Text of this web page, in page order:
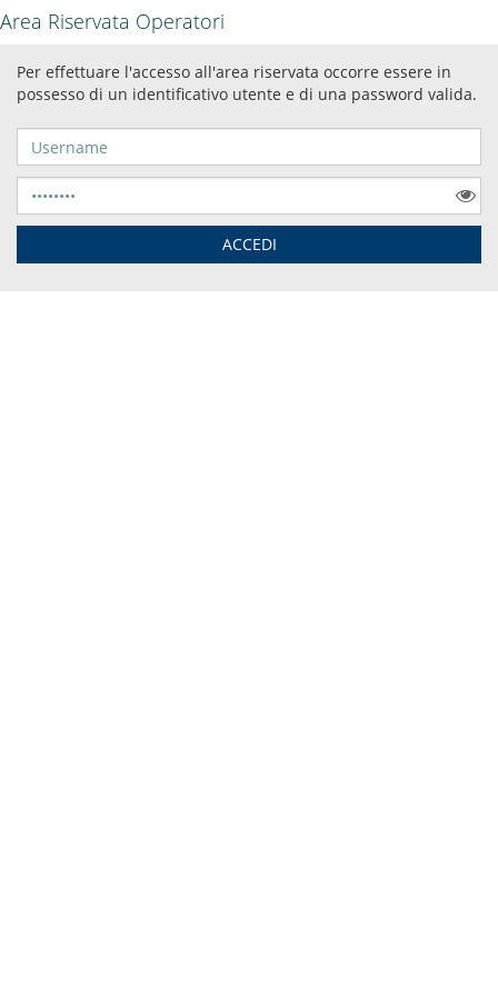
Area Riservata Operatori
Per effettuare l'accesso all'area riservata occorre essere in
possesso di un identificativo utente e di una password valida.
Username